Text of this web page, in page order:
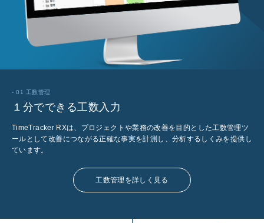
- 01 工数管理
１分でできる工数入力
TimeTracker RXは、プロジェクトや業務の改善を目的とした工数管理ツ
ールとして改善につながる正確な事実を計測し、分析するしくみを提供し
ています。
工数管理を詳しく見る